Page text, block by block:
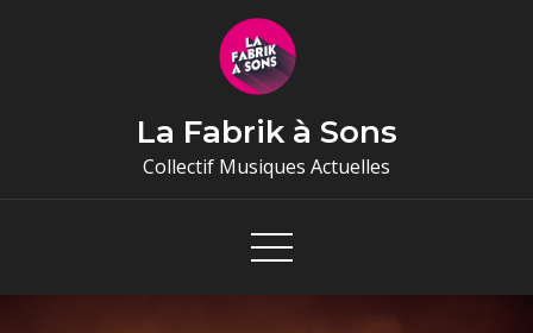
La Fabrik à Sons
Collectif Musiques Actuelles